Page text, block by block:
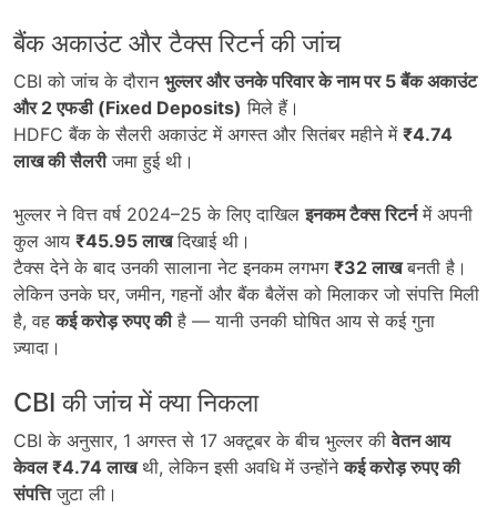
बैंक अकाउंट और टैक्स रिटर्न की जांच
CBI को जांच के दौरान भुल्लर और उनके परिवार के नाम पर 5बैंक अकाउंट
और 2एफडी (Fixed Deposits) मिले हैं।
HDFC बैंक के सैलरी अकाउंट में अगस्त और सितंबर महीने में ₹4.74
लाख की सैलरीजमा हुई थी।
भुल्लर ने वित्त वर्ष 2024–25 के लिए दाखिलइनकम टैक्स रिटर्नमें अपनी
कुल आय ₹45.95लाखदिखाई थी।
टैक्स देने के बाद उनकी सालाना नेट इनकम लगभग ₹32लाखबनती है।
लेकिन उनके घर, जमीन, गहनों और बैंक बैलेंस को मिलाकर जो संपत्ति मिली
है, वहकई करोड़ रुपए कीहै — यानी उनकी घोषित आय से कई गुना
ज़्यादा।
CBI की जांच में क्या निकला
CBI के अनुसार, 1 अगस्त से 17 अक्टूबर के बीच भुल्लर कीवेतन आय
केवल ₹4.74लाखथी, लेकिन इसी अवधि में उन्होंनेकई करोड़ रुपए की
संपत्तिजुटा ली।